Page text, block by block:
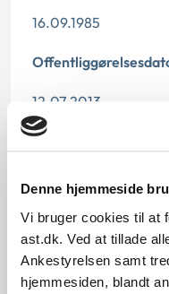
Denne hjemmeside
Vi bruger cookies til at
ast.dk. Ved at tillade
Ankestyrelsen samt
hjemmesiden, blandt
16.09.1985
12.07.2013
Paragraf
Journalnummer
20776-83